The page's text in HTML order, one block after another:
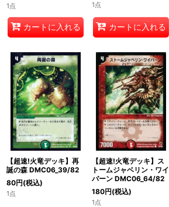
1点
カートに入れる
1点
カートに入れる
【超速!火竜デッキ】再
誕の森 DMC06_39/82
80円(税込)
1点
【超速!火竜デッキ】ス
トームジャベリン・ワイ
バーン DMC06_64/82
180円(税込)
1点